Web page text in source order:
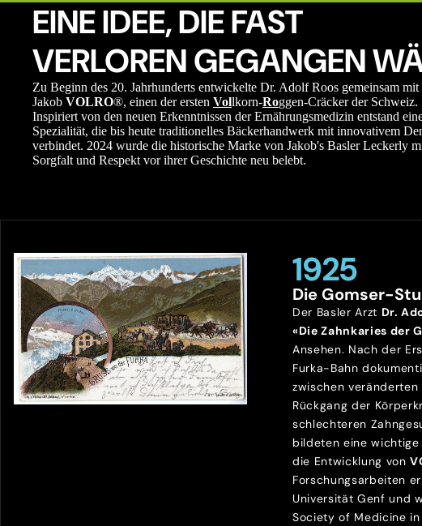
EINE IDEE, DIE FAST
VERLOREN GEGANGEN
Zu Beginn des 20. Jahrhunderts entwickelte Dr. Adolf Roos gemeinsam
Jakob VOLRO®, einen der ersten Vollkorn-Roggen-Cräcker der Schweiz.
Inspiriert von den neuen Erkenntnissen der Ernährungsmedizin entstand
Spezialität, die bis heute traditionelles Bäckerhandwerk mit innovativem
verbindet. 2024 wurde die historische Marke von Jakob's Basler Leckerly
Sorgfalt und Respekt vor ihrer Geschichte neu belebt.
1925
Die Gomser-
Der Basler Arzt Dr.
«Die Zahnkaries der
Ansehen. Nach der
Furka-Bahn
zwischen veränderten
Rückgang der
schlechteren
bildeten eine
die Entwicklung von
Forschungsarbeiten
Universität Genf und
Society of Medicine in